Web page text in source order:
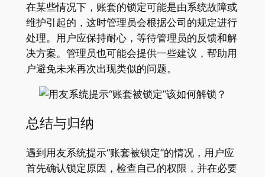
在某些情况下，账套的锁定可能是由系统故障或
维护引起的，这时管理员会根据公司的规定进行
处理。用户应保持耐心，等待管理员的反馈和解
决方案。管理员也可能会提供一些建议，帮助用
户避免未来再次出现类似的问题。
总结与归纳
遇到用友系统提示“账套被锁定”的情况，用户应
首先确认锁定原因，检查自己的权限，并在必要